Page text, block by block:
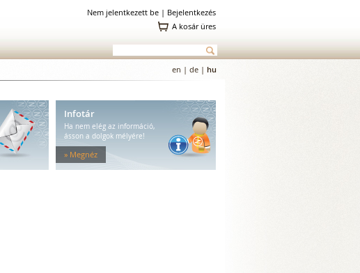
Nem jelentkezett be | Bejelentkezés
A kosár üres
en | de | hu
Infotár
Ha nem elég az információ,
ásson a dolgok mélyére!
» Megnéz